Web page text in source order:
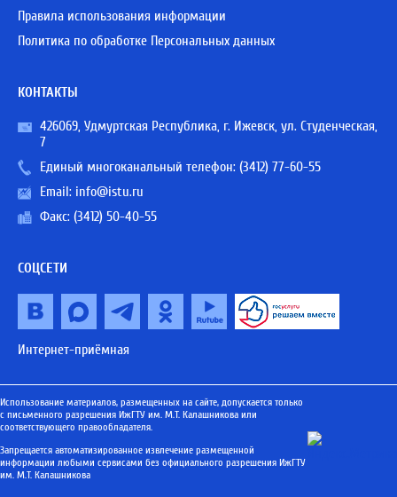
Правила использования информации
Политика по обработке Персональных данных
КОНТАКТЫ
426069, Удмуртская Республика, г. Ижевск, ул. Студенческая,
7
Единый многоканальный телефон: (3412) 77-60-55
Email: info@istu.ru
Факс: (3412) 50-40-55
СОЦСЕТИ
Интернет-приёмная
Использование материалов, размещенных на сайте, допускается только
с письменного разрешения ИжГТУ им. М.Т. Калашникова или
соответствующего правообладателя.
Запрещается автоматизированное извлечение размещенной
информации любыми сервисами без официального разрешения ИжГТУ
им. М.Т. Калашникова